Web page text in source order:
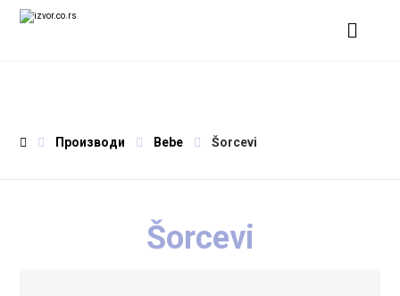
Производи Bebe Šorcevi
Šorcevi